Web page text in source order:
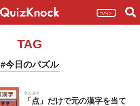
ログイン
TAG
#今日のパズル
交点漢字
「点」だけで元の漢字を当て